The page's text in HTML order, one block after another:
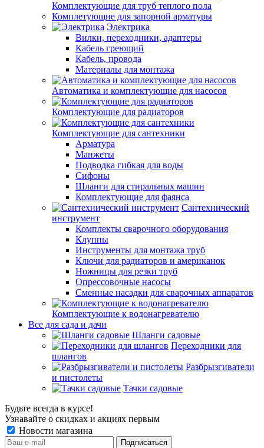
Комплектующие для труб теплого пола
Комплетующие для запорной арматуры
Электрика
Вилки, переходники, адаптеры
Кабель греющий
Кабель, провода
Материалы для монтажа
Автоматика и комплектующие для насосов
Комплектующие для радиаторов
Комплектующие для сантехники
Арматура
Манжеты
Подводка гибкая для воды
Сифоны
Шланги для стиральных машин
Комплектующие для фаянса
Сантехнический
инструмент
Комплекты сварочного оборудования
Клуппы
Инструменты для монтажа труб
Ключи для радиаторов и американок
Ножницы для резки труб
Опрессовочные насосы
Сменные насадки для сварочных аппаратов
Комплектующие к водонагревателю
Все для сада и дачи
Шланги садовые
Переходники для
шлангов
Разбрызгиватели
и пистолеты
Тачки садовые
Будьте всегда в курсе!
Узнавайте о скидках и акциях первым
Новости магазина